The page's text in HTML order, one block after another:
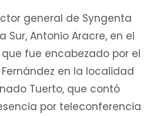
general de Syngenta
Sur, Antonio Aracre, en el
fue encabezado por el
en la localidad
Tuerto, que contó
por teleconferencia